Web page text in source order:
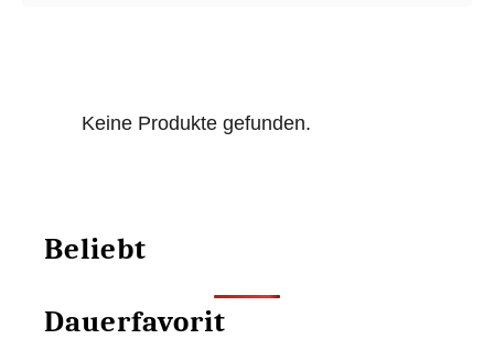
Keine Produkte gefunden.
Beliebt
Dauerfavorit